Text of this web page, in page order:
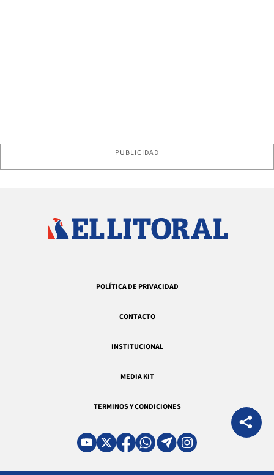
PUBLICIDAD
POLÍTICA DE PRIVACIDAD
CONTACTO
INSTITUCIONAL
MEDIA KIT
TERMINOS Y CONDICIONES